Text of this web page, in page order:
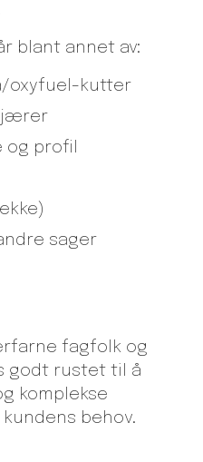
blant annet av:
oxyfuel-kutter
og profil
sager
fagfolk og
godt rustet til å
komplekse
behov.